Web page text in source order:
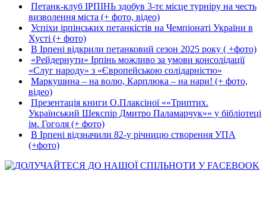
Петанк-клуб ІРПІНЬ здобув 3-тє місце турніру на честь
визволення міста (+ фото, відео)
Успіхи ірпінських петанкістів на Чемпіонаті України в
Хусті (+ фото)
В Ірпені відкрили петанковий сезон 2025 року ( +фото)
«Рейдернути» Ірпінь можливо за умови консолідації
«Слуг народу» з «Європейською солідарністю»
Маркушина – на волю, Карплюка – на нари! (+ фото,
відео)
Презентація книги О.Плаксіної ««Триптих.
Український Шекспір Дмитро Паламарчук»» у бібліотеці
ім. Гоголя (+ фото)
В Ірпені відзначили 82-у річницю створення УПА
(+фото)